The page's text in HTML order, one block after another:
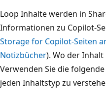
Loop Inhalte werden in
Informationen zu Copilot-
Storage for Copilot-Seiten
Notizbücher). Wo der
Verwenden Sie die
jeden Inhaltstyp zu